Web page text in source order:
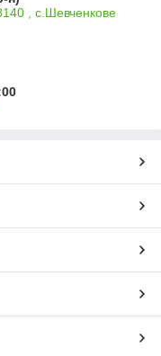
, с.Шевченкове